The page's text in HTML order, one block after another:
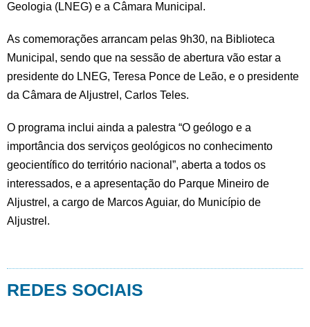
Geologia (LNEG) e a Câmara Municipal.
As comemorações arrancam pelas 9h30, na Biblioteca
Municipal, sendo que na sessão de abertura vão estar a
presidente do LNEG, Teresa Ponce de Leão, e o presidente
da Câmara de Aljustrel, Carlos Teles.
O programa inclui ainda a palestra “O geólogo e a
importância dos serviços geológicos no conhecimento
geocientífico do território nacional”, aberta a todos os
interessados, e a apresentação do Parque Mineiro de
Aljustrel, a cargo de Marcos Aguiar, do Município de
Aljustrel.
REDES SOCIAIS